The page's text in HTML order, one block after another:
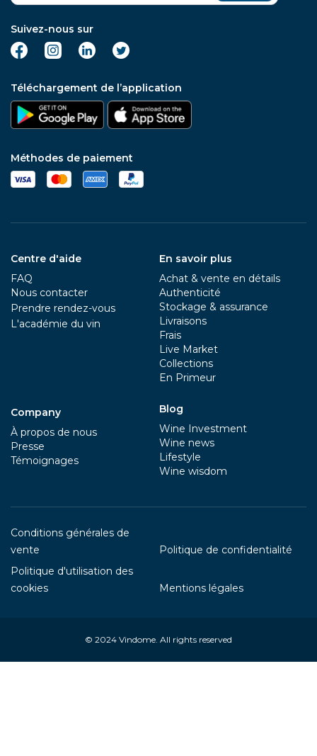
Suivez-nous sur
Téléchargement de l’application
Méthodes de paiement
Centre d'aide
FAQ
Nous contacter
Prendre rendez-vous
L'académie du vin
Company
À propos de nous
Presse
Témoignages
En savoir plus
Achat & vente en détails
Authenticité
Stockage & assurance
Livraisons
Frais
Live Market
Collections
En Primeur
Blog
Wine Investment
Wine news
Lifestyle
Wine wisdom
Conditions générales de
vente
Politique de confidentialité
Politique d'utilisation des
cookies
Mentions légales
© 2024 Vindome. All rights reserved